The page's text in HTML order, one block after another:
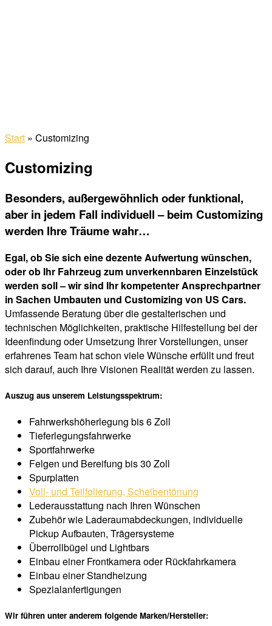
Start » Customizing
Customizing
Besonders, außergewöhnlich oder funktional,
aber in jedem Fall individuell – beim Customizing
werden Ihre Träume wahr…
Egal, ob Sie sich eine dezente Aufwertung wünschen,
oder ob Ihr Fahrzeug zum unverkennbaren Einzelstück
werden soll – wir sind Ihr kompetenter Ansprechpartner
in Sachen Umbauten und Customizing von US Cars.
Umfassende Beratung über die gestalterischen und
technischen Möglichkeiten, praktische Hilfestellung bei der
Ideenfindung oder Umsetzung Ihrer Vorstellungen, unser
erfahrenes Team hat schon viele Wünsche erfüllt und freut
sich darauf, auch Ihre Visionen Realität werden zu lassen.
Auszug aus unserem Leistungsspektrum:
Fahrwerkshöherlegung bis 6 Zoll
Tieferlegungsfahrwerke
Sportfahrwerke
Felgen und Bereifung bis 30 Zoll
Spurplatten
Voll- und Teilfolierung, Scheibentönung
Lederausstattung nach Ihren Wünschen
Zubehör wie Laderaumabdeckungen, individuelle
Pickup Aufbauten, Trägersysteme
Überrollbügel und Lightbars
Einbau einer Frontkamera oder Rückfahrkamera
Einbau einer Standheizung
Spezialanfertigungen
Wir führen unter anderem folgende Marken/Hersteller: